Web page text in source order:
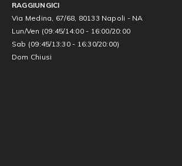
RAGGIUNGICI
Via Medina, 67/68, 80133 Napoli - NA
Lun/Ven (09:45/14:00 - 16:00/20:00
Sab (09:45/13:30 - 16:30/20:00)
Dom Chiusi